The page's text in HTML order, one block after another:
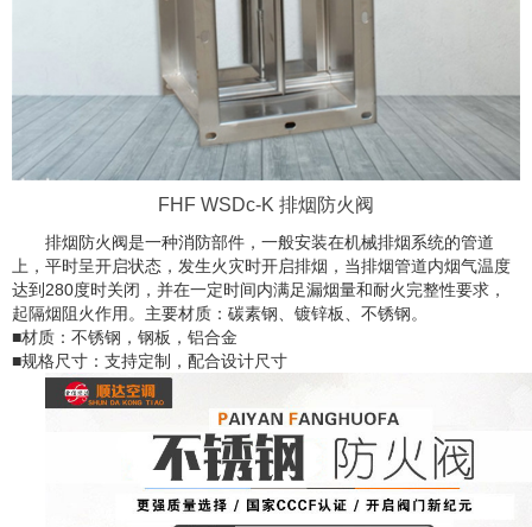
FHF WSDc-K 排烟防火阀
排烟防火阀是一种消防部件，一般安装在机械排烟系统的管道
上，平时呈开启状态，发生火灾时开启排烟，当排烟管道内烟气温度
达到280度时关闭，并在一定时间内满足漏烟量和耐火完整性要求，
起隔烟阻火作用。主要材质：碳素钢、镀锌板、不锈钢。
■材质：不锈钢，钢板，铝合金
■规格尺寸：支持定制，配合设计尺寸